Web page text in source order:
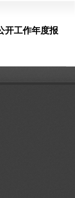
开工作年度报